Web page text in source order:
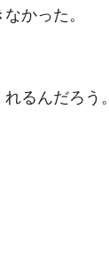
かった。
るんだろう。